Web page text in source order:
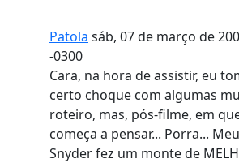
Patola sáb, 07 de março de
-0300
Cara, na hora de assistir, eu
certo choque com algumas
roteiro, mas, pós-filme, em
começa a pensar... Porra...
Snyder fez um monte de